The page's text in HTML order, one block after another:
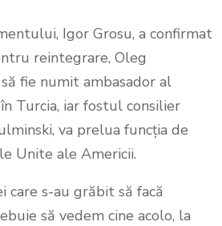
Igor Grosu, a confirmat
reintegrare, Oleg
fie numit ambasador al
Turcia, iar fostul consilier
va prelua funcția de
Unite ale Americii.
care s-au grăbit să facă
să vedem cine acolo, la